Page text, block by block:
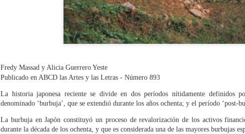
Fredy Massad y Alicia Guerrero Yeste
Publicado en ABCD las Artes y las Letras - Número 893
La historia japonesa reciente se divide en dos períodos nítidamente definidos
denominado ‘burbuja’, que se extendió durante los años ochenta; y el período ‘post-
La burbuja en Japón constituyó un proceso de revalorización de los activos
durante la década de los ochenta, y que es considerada una de las mayores burbujas
Victoria
en la
Zúrich.